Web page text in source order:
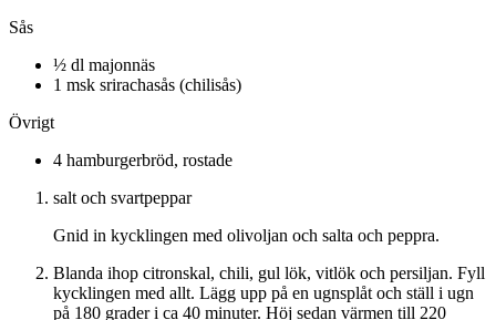
Sås
½ dl majonnäs
1 msk srirachasås (chilisås)
Övrigt
4 hamburgerbröd, rostade
salt och svartpeppar
Gnid in kycklingen med olivoljan och salta och peppra.
Blanda ihop citronskal, chili, gul lök, vitlök och persiljan. Fyll
kycklingen med allt. Lägg upp på en ugnsplåt och ställ i ugn
på 180 grader i ca 40 minuter. Höj sedan värmen till 220